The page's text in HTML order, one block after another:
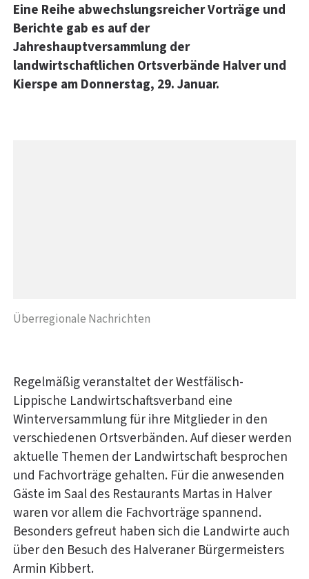
Eine Reihe abwechslungsreicher Vorträge und
Berichte gab es auf der
Jahreshauptversammlung der
landwirtschaftlichen Ortsverbände Halver und
Kierspe am Donnerstag, 29. Januar.
Überregionale Nachrichten
Regelmäßig veranstaltet der Westfälisch-
Lippische Landwirtschaftsverband eine
Winterversammlung für ihre Mitglieder in den
verschiedenen Ortsverbänden. Auf dieser werden
aktuelle Themen der Landwirtschaft besprochen
und Fachvorträge gehalten. Für die anwesenden
Gäste im Saal des Restaurants Martas in Halver
waren vor allem die Fachvorträge spannend.
Besonders gefreut haben sich die Landwirte auch
über den Besuch des Halveraner Bürgermeisters
Armin Kibbert.